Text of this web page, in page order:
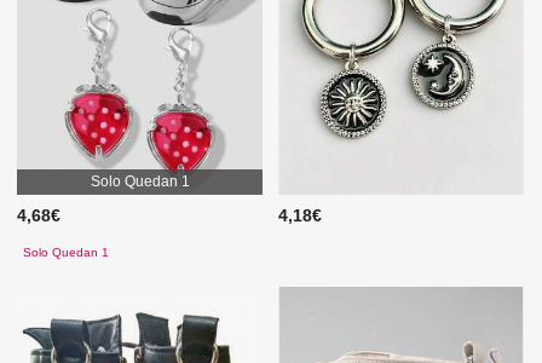
Solo Quedan 1
4,68€
Solo Quedan 1
4,18€